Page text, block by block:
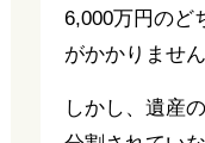
6,000万円のど
がかかりません
しかし、遺産